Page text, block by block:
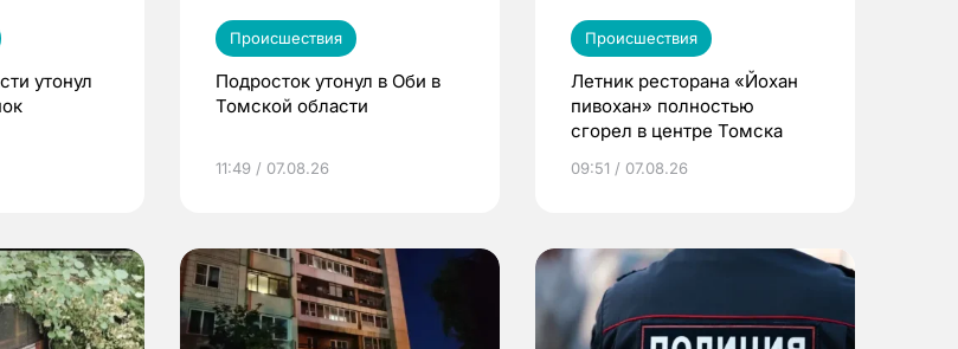
утонул
Происшествия
Подросток утонул в Оби в
Томской области
11:49 / 07.08.26
Происшествия
Летник ресторана «Йохан
пивохан» полностью
сгорел в центре Томска
09:51 / 07.08.26